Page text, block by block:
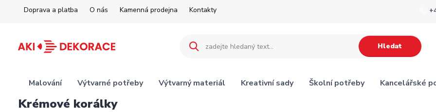
Doprava a platba O nás Kamenná prodejna Kontakty
Hledat
Malování Výtvarné potřeby Výtvarný materiál Kreativní sady Školní potřeby Kancelářské
Krémové korálky